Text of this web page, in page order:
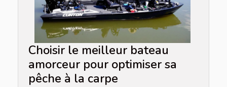
Choisir le meilleur bateau
amorceur pour optimiser sa
pêche à la carpe